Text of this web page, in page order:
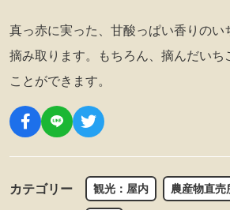
真っ赤に実った、甘酸っぱい香りのい
摘み取ります。もちろん、摘んだいち
ことができます。
カテゴリー 観光：屋内 農産物直売